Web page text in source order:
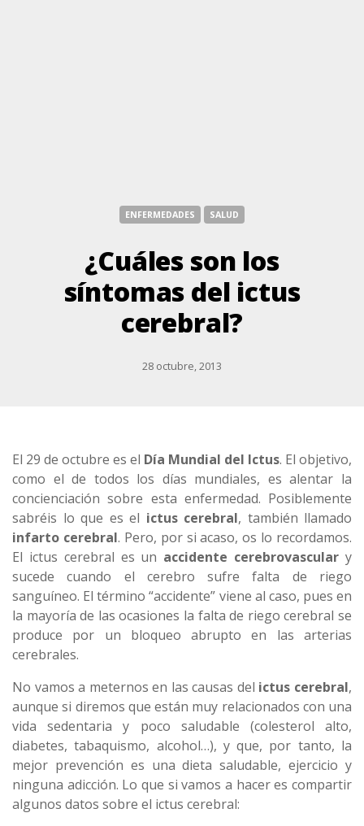
ENFERMEDADES SALUD
¿Cuáles son los
síntomas del ictus
cerebral?
28 octubre, 2013
El 29 de octubre es el Día Mundial del Ictus. El objetivo,
como el de todos los días mundiales, es alentar la
concienciación sobre esta enfermedad. Posiblemente
sabréis lo que es el ictus cerebral, también llamado
infarto cerebral. Pero, por si acaso, os lo recordamos.
El ictus cerebral es un accidente cerebrovascular y
sucede cuando el cerebro sufre falta de riego
sanguíneo. El término “accidente” viene al caso, pues en
la mayoría de las ocasiones la falta de riego cerebral se
produce por un bloqueo abrupto en las arterias
cerebrales.
No vamos a meternos en las causas del ictus cerebral,
aunque si diremos que están muy relacionados con una
vida sedentaria y poco saludable (colesterol alto,
diabetes, tabaquismo, alcohol…), y que, por tanto, la
mejor prevención es una dieta saludable, ejercicio y
ninguna adicción. Lo que si vamos a hacer es compartir
algunos datos sobre el ictus cerebral: